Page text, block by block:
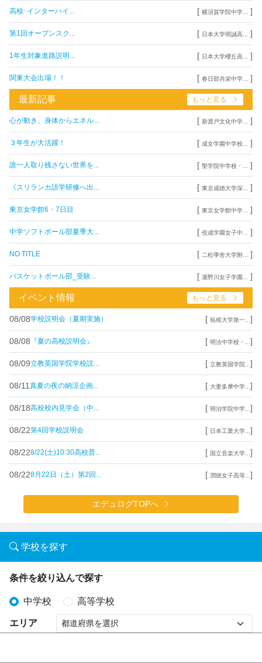
高校･インターハイ... [ 横須賀学院中学... ]
第1回オープンスク... [ 日本大学明誠高... ]
1年生対象進路説明... [ 日本大学櫻丘高... ]
関東大会出場！！ [ 春日部共栄中学... ]
最新記事 もっと見る
心が動き、身体からエネル... [ 新渡戸文化中学... ]
３年生が大活躍！ [ 成女学園中学校... ]
誰一人取り残さない世界を... [ 聖学院中学校・... ]
《スリランカ語学研修へ出... [ 東京成徳大学深... ]
東京女学館6・7日目 [ 東京女学館中学... ]
中学ソフトボール部夏季大... [ 佼成学園女子中... ]
NO TITLE [ 二松學舍大学附... ]
バスケットボール部_受験... [ 瀧野川女子学園... ]
イベント情報 もっと見る
08/08学校説明会（夏期実施） [ 拓殖大学第一... ]
08/08 『夏の高校説明会』 [ 明法中学校・... ]
08/09立教英国学院学校説... [ 立教英国学院... ]
08/11 真夏の夜の納涼企画... [ 大妻多摩中学... ]
08/18高校校内見学会（中... [ 明治学院中学... ]
08/22第4回学校説明会 [ 日本工業大学... ]
08/228/22(土)10:30高校普... [ 国立音楽大学... ]
08/228月22日（土）第2回... [ 潤徳女子高等... ]
エデュログTOPへ
学校を探す
条件を絞り込んで探す
中学校 高等学校
エリア